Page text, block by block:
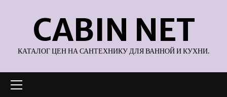
содержимомуCABIN NET
КАТАЛОГ ЦЕН НА САНТЕХНИКУ ДЛЯ ВАННОЙ И КУХНИ.
меню